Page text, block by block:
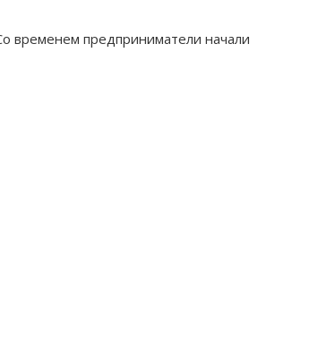
временем предприниматели начали